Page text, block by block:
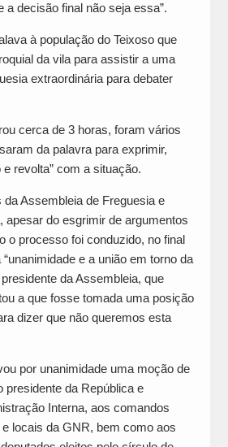
a decisão final não seja essa”.
à população do Teixoso que
da vila para assistir a uma
extraordinária para debater
cerca de 3 horas, foram vários
da palavra para exprimir,
revolta” com a situação.
da Assembleia de Freguesia e
apesar do esgrimir de argumentos
o processo foi conduzido, no final
e a união em torno da
da Assembleia, que
a que fosse tomada uma posição
dizer que não queremos esta
por unanimidade uma moção de
presidente da República e
Interna, aos comandos
locais da GNR, bem como aos